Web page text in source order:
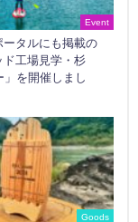
Event
ータルにも掲載の
ド工場見学・杉
」を開催しまし
Goods